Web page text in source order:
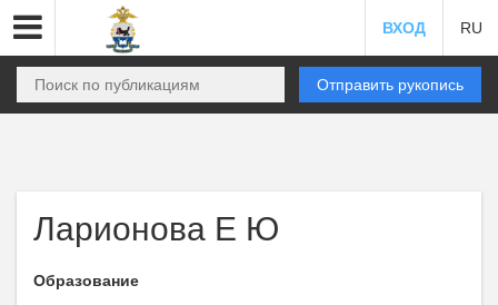
ВХОД RU
Отправить рукопись
Ларионова Е Ю
Образование